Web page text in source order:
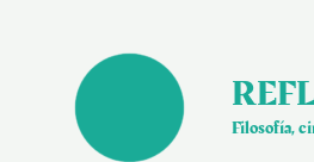
contenido
Filosofía,